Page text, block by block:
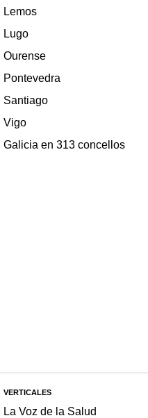
Lemos
Lugo
Ourense
Pontevedra
Santiago
Vigo
Galicia en 313 concellos
VERTICALES
La Voz de la Salud